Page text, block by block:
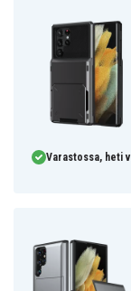
Varastossa, heti